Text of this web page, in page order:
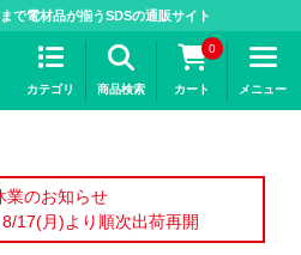
で電材品が揃うSDSの通販サイト
カテゴリ 商品検索
0
カート メニュー
業のお知らせ
17(月)より順次出荷再開